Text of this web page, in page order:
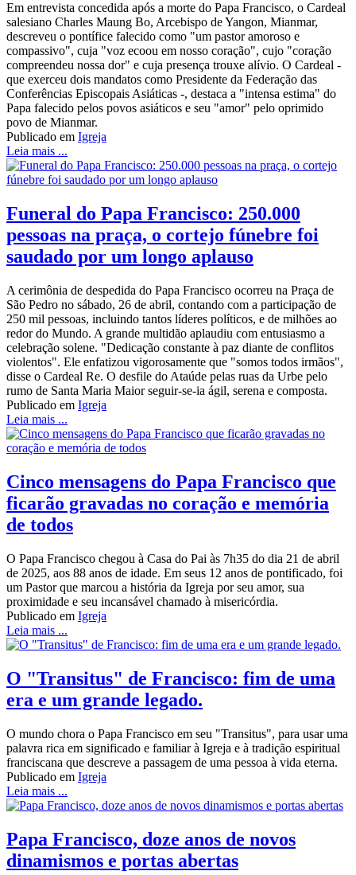
Em entrevista concedida após a morte do Papa Francisco, o Cardeal
salesiano Charles Maung Bo, Arcebispo de Yangon, Mianmar,
descreveu o pontífice falecido como "um pastor amoroso e
compassivo", cuja "voz ecoou em nosso coração", cujo "coração
compreendeu nossa dor" e cuja presença trouxe alívio. O Cardeal -
que exerceu dois mandatos como Presidente da Federação das
Conferências Episcopais Asiáticas -, destaca a "intensa estima" do
Papa falecido pelos povos asiáticos e seu "amor" pelo oprimido
povo de Mianmar.
Publicado em Igreja
Leia mais ...
Funeral do Papa Francisco: 250.000
pessoas na praça, o cortejo fúnebre foi
saudado por um longo aplauso
A cerimônia de despedida do Papa Francisco ocorreu na Praça de
São Pedro no sábado, 26 de abril, contando com a participação de
250 mil pessoas, incluindo tantos líderes políticos, e de milhões ao
redor do Mundo. A grande multidão aplaudiu com entusiasmo a
celebração solene. "Dedicação constante à paz diante de conflitos
violentos". Ele enfatizou vigorosamente que "somos todos irmãos",
disse o Cardeal Re. O desfile do Ataúde pelas ruas da Urbe pelo
rumo de Santa Maria Maior seguir-se-ia ágil, serena e composta.
Publicado em Igreja
Leia mais ...
Cinco mensagens do Papa Francisco que
ficarão gravadas no coração e memória
de todos
O Papa Francisco chegou à Casa do Pai às 7h35 do dia 21 de abril
de 2025, aos 88 anos de idade. Em seus 12 anos de pontificado, foi
um Pastor que marcou a história da Igreja por seu amor, sua
proximidade e seu incansável chamado à misericórdia.
Publicado em Igreja
Leia mais ...
O "Transitus" de Francisco: fim de uma
era e um grande legado.
O mundo chora o Papa Francisco em seu "Transitus", para usar uma
palavra rica em significado e familiar à Igreja e à tradição espiritual
franciscana que descreve a passagem de uma pessoa à vida eterna.
Publicado em Igreja
Leia mais ...
Papa Francisco, doze anos de novos
dinamismos e portas abertas